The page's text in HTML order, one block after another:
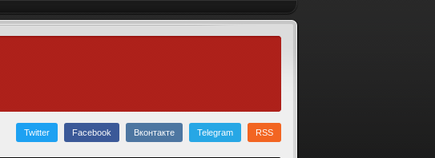
Twitter Facebook Вконтакте Telegram RSS